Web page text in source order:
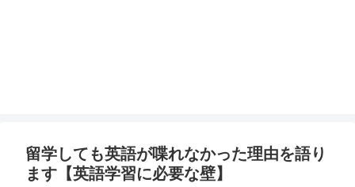
留学しても英語が喋れなかった理由を語り
ます【英語学習に必要な壁】